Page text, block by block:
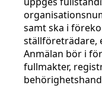
samt ska i
ställföreträdare,
Anmälan bör i
fullmakter,